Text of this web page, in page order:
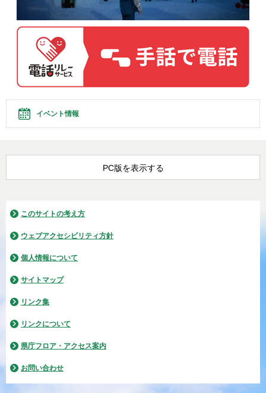
イベント情報
PC版を表示する
このサイトの考え方
ウェブアクセシビリティ方針
個人情報について
サイトマップ
リンク集
リンクについて
県庁フロア・アクセス案内
お問い合わせ